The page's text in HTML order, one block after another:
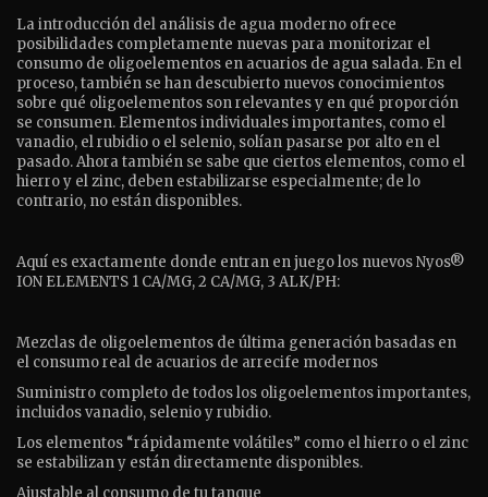
La introducción del análisis de agua moderno ofrece
posibilidades completamente nuevas para monitorizar el
consumo de oligoelementos en acuarios de agua salada. En el
proceso, también se han descubierto nuevos conocimientos
sobre qué oligoelementos son relevantes y en qué proporción
se consumen. Elementos individuales importantes, como el
vanadio, el rubidio o el selenio, solían pasarse por alto en el
pasado. Ahora también se sabe que ciertos elementos, como el
hierro y el zinc, deben estabilizarse especialmente; de ​​lo
contrario, no están disponibles.
Aquí es exactamente donde entran en juego los nuevos Nyos®
ION ELEMENTS 1 CA/MG, 2 CA/MG, 3 ALK/PH:
Mezclas de oligoelementos de última generación basadas en
el consumo real de acuarios de arrecife modernos
Suministro completo de todos los oligoelementos importantes,
incluidos vanadio, selenio y rubidio.
Los elementos “rápidamente volátiles” como el hierro o el zinc
se estabilizan y están directamente disponibles.
Ajustable al consumo de tu tanque